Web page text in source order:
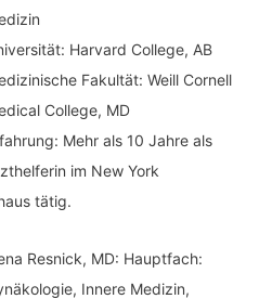
Harvard College, AB
Fakultät: Weill Cornell
College, MD
Mehr als 10 Jahre als
im New York
tätig.
Resnick, MD: Hauptfach:
Innere Medizin,